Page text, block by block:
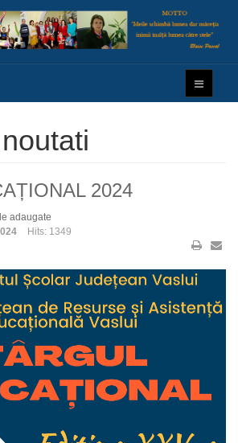
2024
adaugate
Hits: 1349